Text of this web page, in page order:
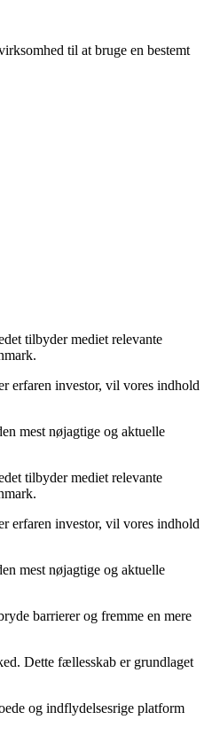
til at bruge en bestemt
tilbyder mediet relevante
erfaren investor, vil vores indhold
mest nøjagtige og aktuelle
tilbyder mediet relevante
erfaren investor, vil vores indhold
mest nøjagtige og aktuelle
barrierer og fremme en mere
Dette fællesskab er grundlaget
og indflydelsesrige platform